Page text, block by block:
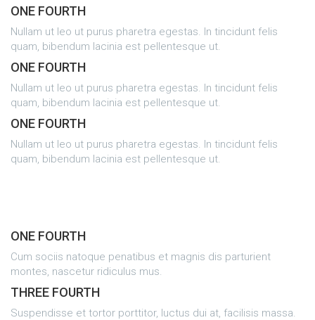
ONE FOURTH
Nullam ut leo ut purus pharetra egestas. In tincidunt felis
quam, bibendum lacinia est pellentesque ut.
ONE FOURTH
Nullam ut leo ut purus pharetra egestas. In tincidunt felis
quam, bibendum lacinia est pellentesque ut.
ONE FOURTH
Nullam ut leo ut purus pharetra egestas. In tincidunt felis
quam, bibendum lacinia est pellentesque ut.
ONE FOURTH
Cum sociis natoque penatibus et magnis dis parturient
montes, nascetur ridiculus mus.
THREE FOURTH
Suspendisse et tortor porttitor, luctus dui at, facilisis massa.